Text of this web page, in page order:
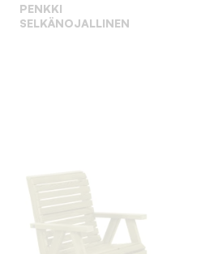
PENKKI
SELKÄNOJALLINEN